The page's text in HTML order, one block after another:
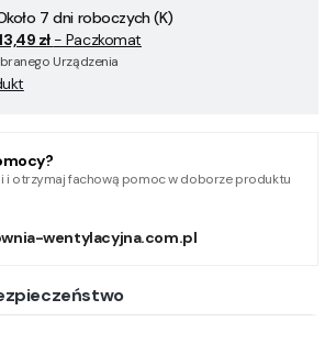
7 dni roboczych (K)
zł - Paczkomat
Urządzenia
i otrzymaj fachową pomoc w doborze produktu
wentylacyjna.com.pl